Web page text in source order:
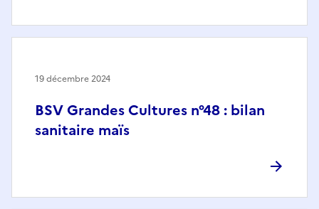
BSV Grandes Cultures n°48 : bilan
sanitaire maïs
19 décembre 2024